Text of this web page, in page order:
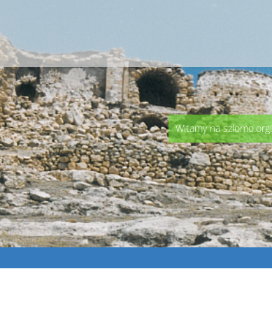
Witamy na szlomo.org!